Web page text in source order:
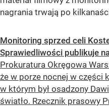
nagrania trwają po
Monitoring sprzed celi
Sprawiedliwości publikuje
Prokuratura Okręgowa
że w porze nocnej w części
w którym był osadzony
światło. Rzecznik prasowy